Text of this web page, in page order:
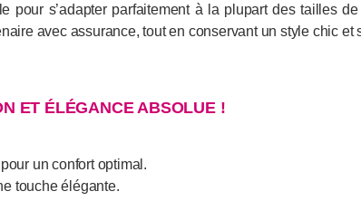
pour s’adapter parfaitement à la plupart des tailles
avec assurance, tout en conservant un style chic et
ET ÉLÉGANCE ABSOLUE !
un confort optimal.
touche élégante.